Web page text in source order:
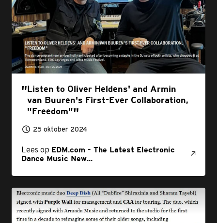
Listen to Oliver Heldens' and Armin
van Buuren's First-Ever Collaboration,
"Freedom"
25 oktober 2024
Lees op EDM.com - The Latest Electronic
Dance Music New...